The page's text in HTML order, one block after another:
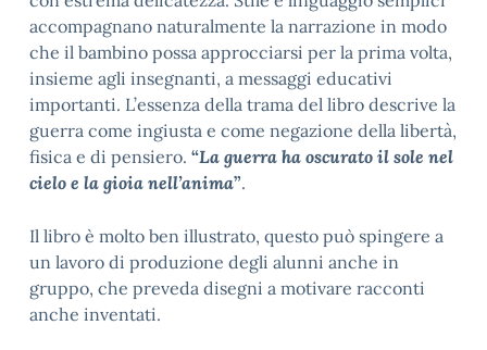
accompagnano naturalmente la narrazione in modo
che il bambino possa approcciarsi per la prima volta,
insieme agli insegnanti, a messaggi educativi
importanti. L’essenza della trama del libro descrive la
guerra come ingiusta e come negazione della libertà,
fisica e di pensiero. “La guerra ha oscurato il sole nel
cielo e la gioia nell’anima”.
Il libro è molto ben illustrato, questo può spingere a
un lavoro di produzione degli alunni anche in
gruppo, che preveda disegni a motivare racconti
anche inventati.